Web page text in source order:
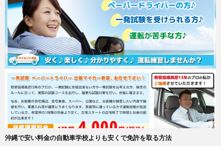
沖縄で安い料金の自動車学校よりも安くで免許を取る方法